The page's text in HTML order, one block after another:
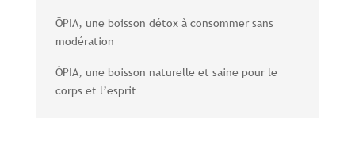
ÔPIA, une boisson détox à consommer sans
modération
ÔPIA, une boisson naturelle et saine pour le
corps et l’esprit